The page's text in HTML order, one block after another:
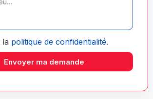
la politique de confidentialité.
Envoyer ma demande